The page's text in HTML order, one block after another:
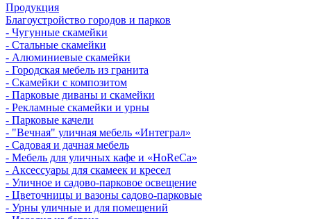
Продукция
Благоустройство городов и парков
- Чугунные скамейки
- Стальные скамейки
- Алюминиевые скамейки
- Городская мебель из гранита
- Скамейки с композитом
- Парковые диваны и скамейки
- Рекламные скамейки и урны
- Парковые качели
- "Вечная" уличная мебель «Интеграл»
- Садовая и дачная мебель
- Мебель для уличных кафе и «HoReCa»
- Аксессуары для скамеек и кресел
- Уличное и садово-парковое освещение
- Цветочницы и вазоны садово-парковые
- Урны уличные и для помещений